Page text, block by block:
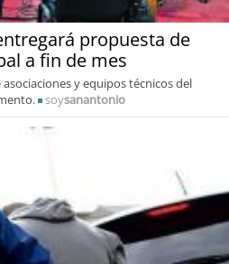
propuesta de
a fin de mes
y equipos técnicos del
soysanantonio